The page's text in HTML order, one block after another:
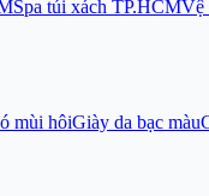
Spa túi xách TP.HCMVệ
mùi hôiGiày da bạc màu